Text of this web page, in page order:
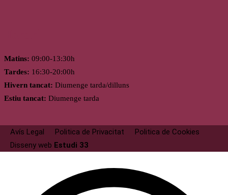
Matins: 09:00-13:30h
Tardes: 16:30-20:00h
Hivern tancat: Diumenge tarda/dilluns
Estiu tancat: Diumenge tarda
Avís Legal Politica de Privacitat
Politica de Cookies
Disseny web Estudi 33